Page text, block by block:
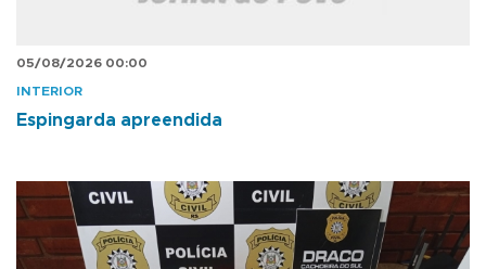
05/08/2026 00:00
INTERIOR
Espingarda apreendida